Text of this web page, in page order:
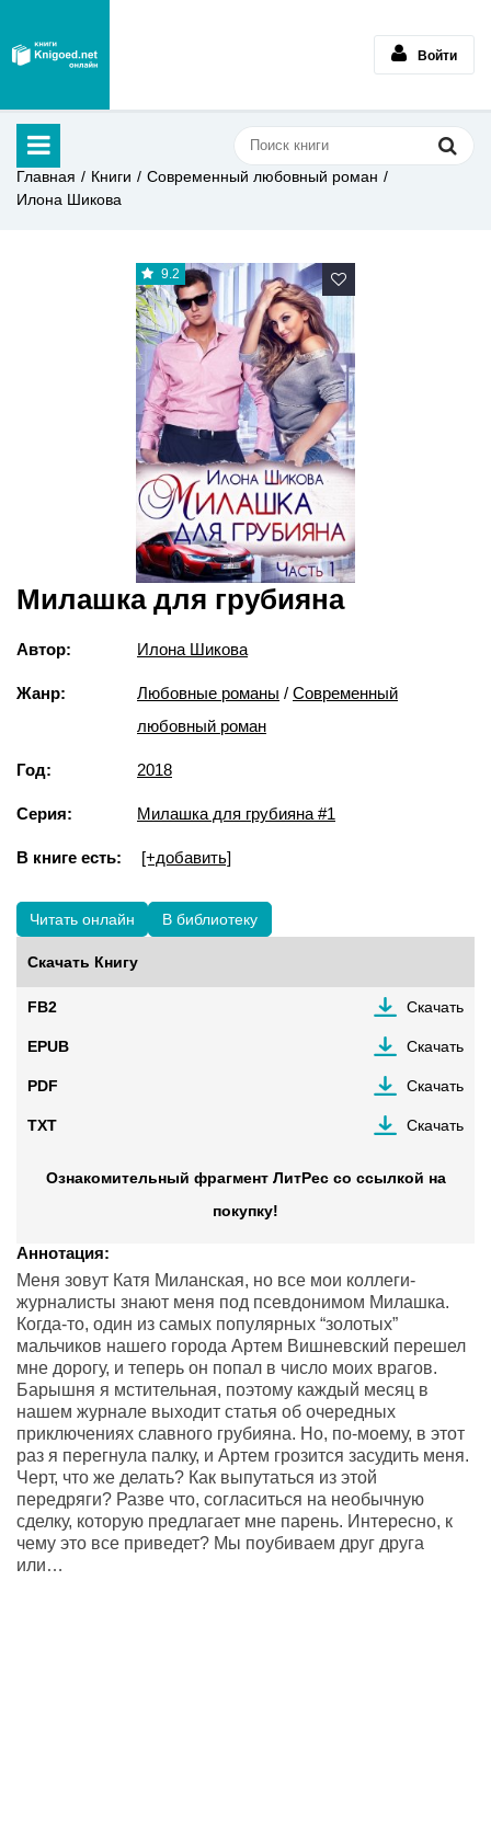
Войти
Главная Книги
Современный любовный роман
Илона Шикова
9.2
Милашка для грубияна
Автор: Илона Шикова
Жанр: Любовные романы / Современный
любовный роман
Год: 2018
Серия: Милашка для грубияна #1
В книге есть: [+добавить]
Читать онлайн В библиотеку
Скачать Книгу
FB2 Скачать
EPUB Скачать
PDF Скачать
TXT Скачать
Ознакомительный фрагмент ЛитРес со ссылкой на
покупку!
Аннотация:
Меня зовут Катя Миланская, но все мои коллеги-
журналисты знают меня под псевдонимом Милашка.
Когда-то, один из самых популярных “золотых”
мальчиков нашего города Артем Вишневский перешел
мне дорогу, и теперь он попал в число моих врагов.
Барышня я мстительная, поэтому каждый месяц в
нашем журнале выходит статья об очередных
приключениях славного грубияна. Но, по-моему, в этот
раз я перегнула палку, и Артем грозится засудить меня.
Черт, что же делать? Как выпутаться из этой
передряги? Разве что, согласиться на необычную
сделку, которую предлагает мне парень. Интересно, к
чему это все приведет? Мы поубиваем друг друга
или…